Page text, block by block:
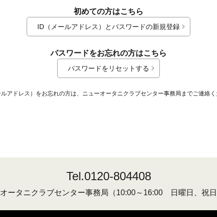
初めての方はこちら
ID（メールアドレス）とパスワードの新規登録
パスワードをお忘れの方はこちら
パスワードをリセットする
アドレス）をお忘れの方は、ニューオータニクラブセンター事務局までご連絡く
Tel.0120-804408
ータニクラブセンター事務局 （10:00～16:00 日曜日、祝日